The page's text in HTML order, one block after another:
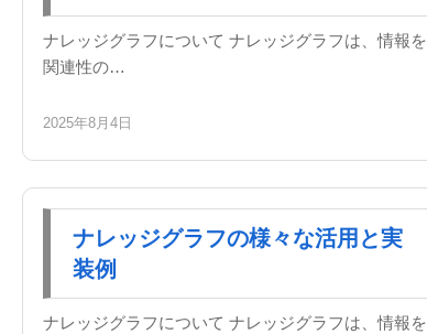
ナレッジグラフについて ナレッジグラフは、情報を
関連性の…
2025年8月4日
ナレッジグラフの様々な活用と実
装例
ナレッジグラフについて ナレッジグラフは、情報を